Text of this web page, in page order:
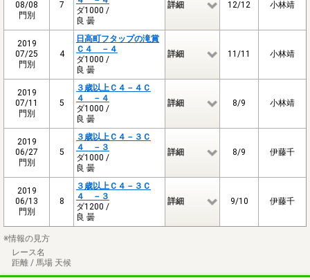
08/08
門別
7
ダ1000 /
良 曇
詳細 12/12 小林靖
2019
07/25
門別
4
日高町フタップの滝賞
Ｃ４ －４
ダ1000 /
良 曇
詳細 11/11 小林靖
2019
07/11
門別
5
３歳以上Ｃ４－４Ｃ
４ －４
ダ1000 /
良 曇
詳細 8/9 小林靖
2019
06/27
門別
5
３歳以上Ｃ４－３Ｃ
４ －３
ダ1000 /
良 曇
詳細 8/9 伊藤千
2019
06/13
門別
8
３歳以上Ｃ４－３Ｃ
４ －３
ダ1200 /
良 曇
詳細 9/10 伊藤千
※情報の見方
レース名
距離 / 馬場 天候